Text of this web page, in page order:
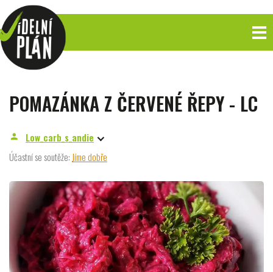
POMAZÁNKA Z ČERVENÉ ŘEPY - LC
person
Low_carb_s_andie
Účastní se soutěže: Jíme dobře